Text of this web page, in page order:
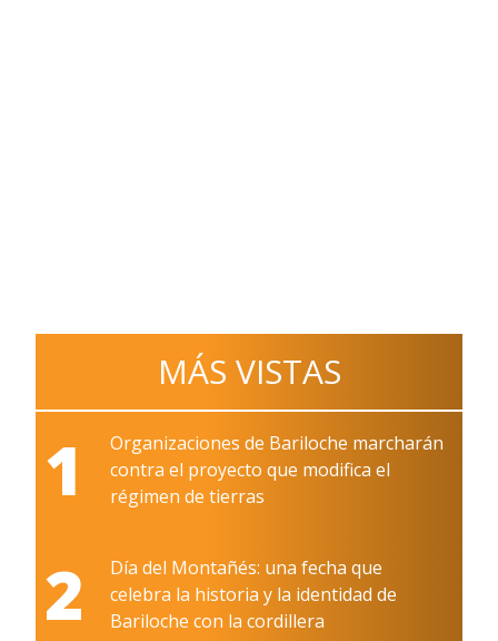
MÁS VISTAS
1
Organizaciones de Bariloche marcharán
contra el proyecto que modifica el
régimen de tierras
2
Día del Montañés: una fecha que
celebra la historia y la identidad de
Bariloche con la cordillera